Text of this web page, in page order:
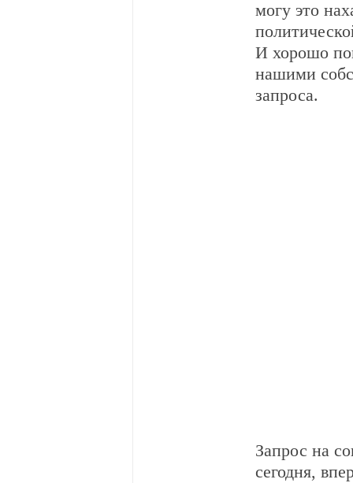
могу это
И хорошо
нашими
запроса.
Запрос на
сегодня,